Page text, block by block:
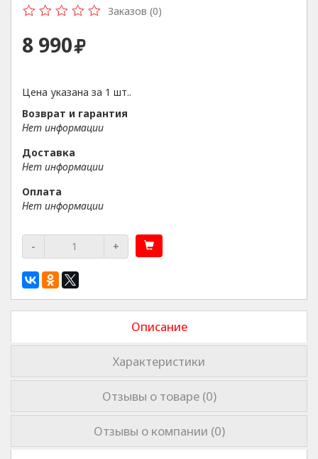
Заказов (0)
8 990
Цена указана за 1 шт..
Возврат и гарантия
Нет информации
Доставка
Нет информации
Оплата
Нет информации
- +
Описание
Характеристики
Отзывы о товаре (0)
Отзывы о компании (0)